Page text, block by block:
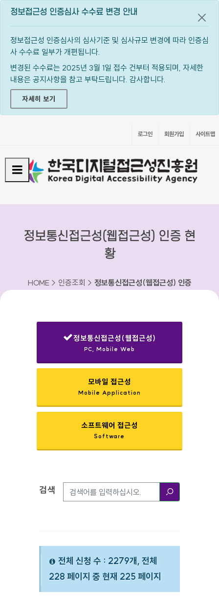
정보접근성 인증심사 수수료 변경 안내
정보접근성 인증심사의 심사기준 및 심사규모 변경에 따라 인증심
사 수수료 일부가 개편됩니다.
변경된 수수료는 2025년 3월 1일 접수 건부터 적용되며, 자세한
내용은 공지사항을 참고 부탁드립니다. 감사합니다.
자세히 보기
공지
로그인 회원가입 사이트맵
정보통신접근성(웹접근성) 인증 현
황
HOME > 인증조회 > 정보통신접근성(웹접근성) 인증
정보통신접근성(웹접근성)
PC, Mobile Web
모바일 접근성
Mobile Application
소프트웨어 접근성
Software
검색옵션
검색
전체 신청 수 : 2279개, 전체
228 페이지 중 현재 225 페이지